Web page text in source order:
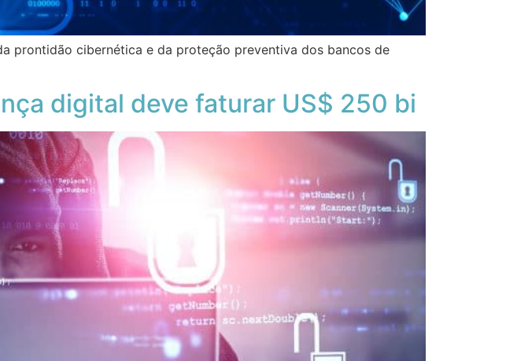
prontidão cibernética e da proteção preventiva dos bancos de
digital deve faturar US$ 250 bi